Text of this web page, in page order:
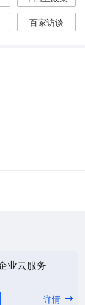
百家访谈
业云服务
详情